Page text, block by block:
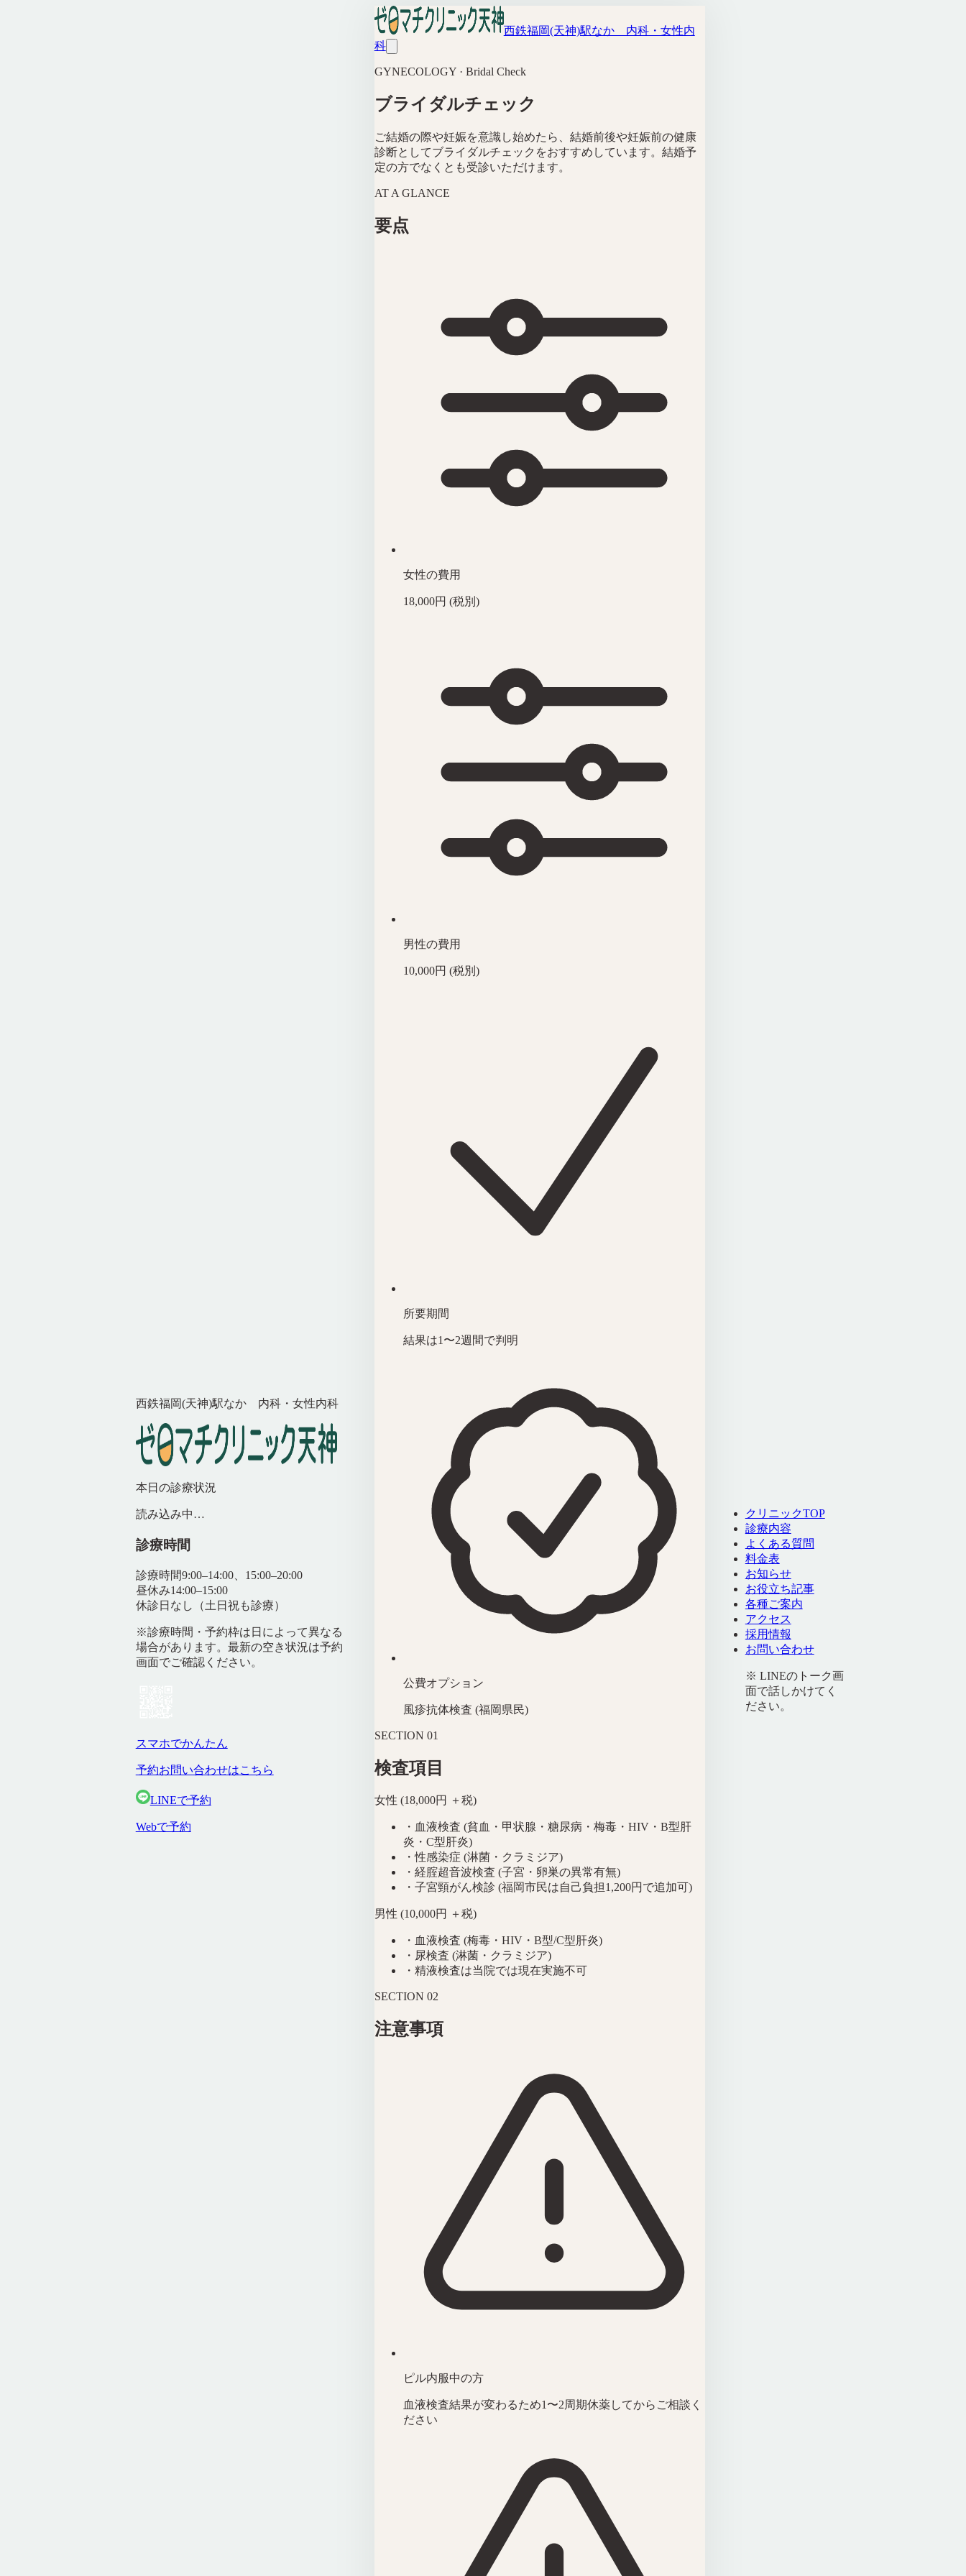
西鉄福岡(天神)駅なか 内科・女性内科
本日の診療状況
読み込み中…
診療時間
診療時間9:00–14:00、15:00–20:00
昼休み14:00–15:00
休診日 なし（土日祝も診療）
※診療時間・予約枠は日によって異なる
場合があります。最新の空き状況は予約
画面でご確認ください。
スマホでかんたん
予約お問い合わせはこちら
LINEで予約
Webで予約
西鉄福岡(天神)駅なか 内科・女性内
科
GYNECOLOGY · Bridal Check
ブライダルチェック
ご結婚の際や妊娠を意識し始めたら、結婚前後や妊娠前の健康
診断としてブライダルチェックをおすすめしています。結婚予
定の方でなくとも受診いただけます。
AT A GLANCE
要点
女性の費用
18,000円 (税別)
男性の費用
10,000円 (税別)
所要期間
結果は1〜2週間で判明
公費オプション
風疹抗体検査 (福岡県民)
SECTION 01
検査項目
女性 (18,000円 ＋税)
・ 血液検査 (貧血・甲状腺・糖尿病・梅毒・HIV・B型肝
炎・C型肝炎)
・性感染症 (淋菌・クラミジア)
・ 経腟超音波検査 (子宮・卵巣の異常有無)
・ 子宮頸がん検診 (福岡市民は自己負担1,200円で追加可)
男性 (10,000円 ＋税)
・ 血液検査 (梅毒・HIV・B型/C型肝炎)
・ 尿検査 (淋菌・クラミジア)
・ 精液検査は当院では現在実施不可
SECTION 02
注意事項
ピル内服中の方
血液検査結果が変わるため1〜2周期休薬してからご相談く
ださい
クリニックTOP
診療内容
よくある質問
料金表
お知らせ
お役立ち記事
各種ご案内
アクセス
採用情報
お問い合わせ
※ LINEのトーク画
面で話しかけてく
ださい。